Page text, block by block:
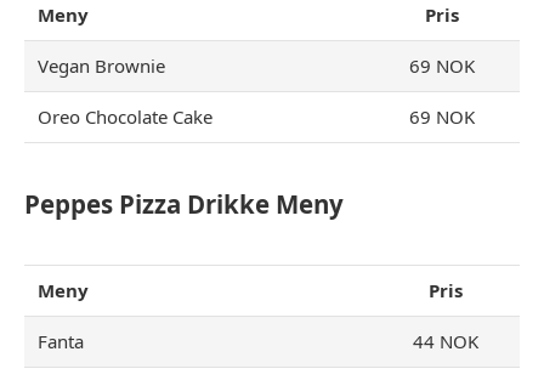
Meny Pris
Vegan Brownie 69 NOK
Oreo Chocolate Cake 69 NOK
Peppes Pizza Drikke Meny
Meny Pris
Fanta 44 NOK